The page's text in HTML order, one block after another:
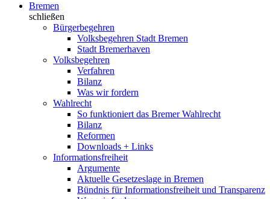
Bremen
schließen
Bürgerbegehren
Volksbegehren Stadt Bremen
Stadt Bremerhaven
Volksbegehren
Verfahren
Bilanz
Was wir fordern
Wahlrecht
So funktioniert das Bremer Wahlrecht
Bilanz
Reformen
Downloads + Links
Informationsfreiheit
Argumente
Aktuelle Gesetzeslage in Bremen
Bündnis für Informationsfreiheit und Transparenz